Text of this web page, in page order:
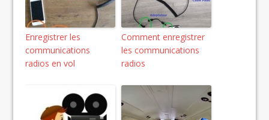
Enregistrer les
communications
radios en vol
Comment enregistrer
les communications
radios